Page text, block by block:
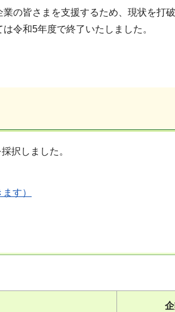
の皆さまを支援するため、現状を打
令和5年度で終了いたしました。
択しました。
す）